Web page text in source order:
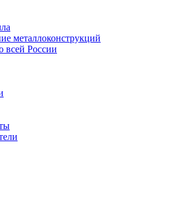
металлоконструкций
всей России